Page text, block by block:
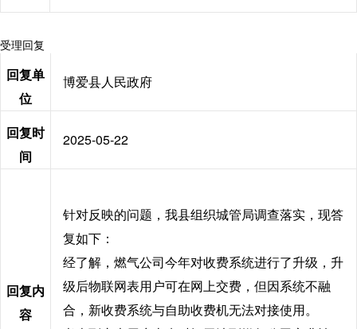
受理回复
回复单
位
博爱县人民政府
回复时
间
2025-05-22
回复内
容
针对反映的问题，我县组织城管局调查落实，现答
复如下：
经了解，燃气公司今年对收费系统进行了升级，升
级后物联网表用户可在网上交费，但因系统不融
合，新收费系统与自助收费机无法对接使用。